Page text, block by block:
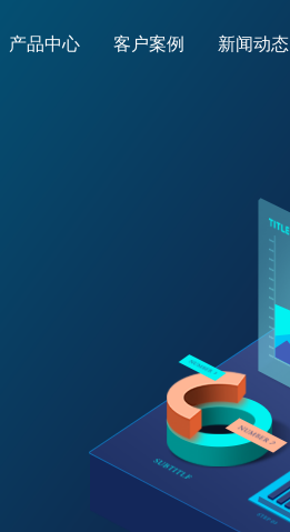
产品中心 客户案例 新闻动态